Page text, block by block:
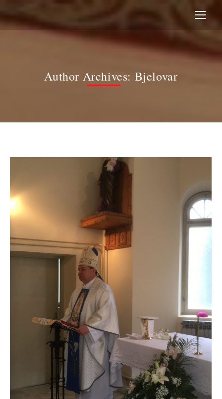
Author Archives: Bjelovar